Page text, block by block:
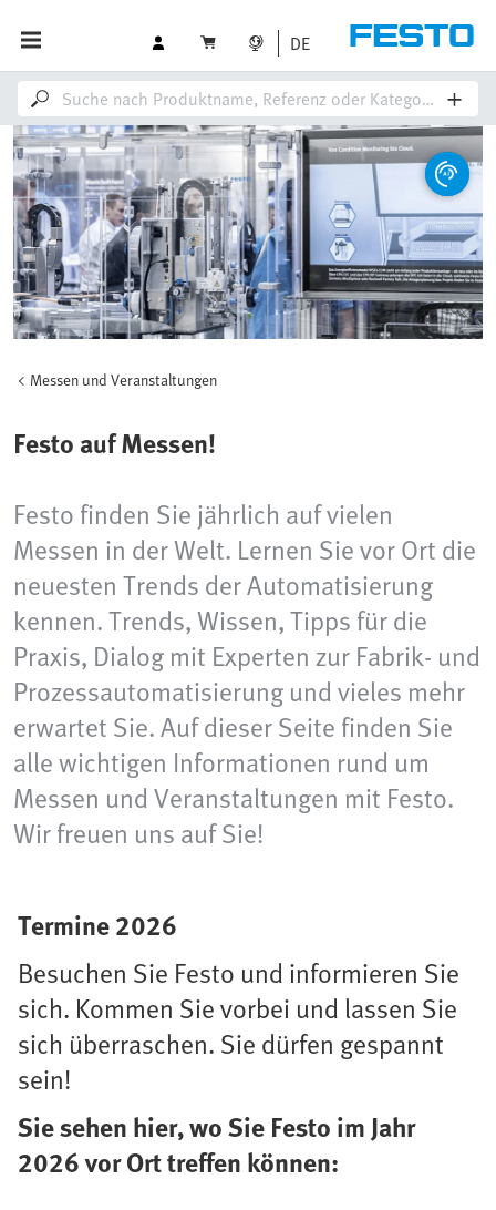
DE
Messen und Veranstaltungen
Festo auf Messen!
Festo finden Sie jährlich auf vielen
Messen in der Welt. Lernen Sie vor Ort die
neuesten Trends der Automatisierung
kennen. Trends, Wissen, Tipps für die
Praxis, Dialog mit Experten zur Fabrik- und
Prozessautomatisierung und vieles mehr
erwartet Sie. Auf dieser Seite finden Sie
alle wichtigen Informationen rund um
Messen und Veranstaltungen mit Festo.
Wir freuen uns auf Sie!
Termine 2026
Besuchen Sie Festo und informieren Sie
sich. Kommen Sie vorbei und lassen Sie
sich überraschen. Sie dürfen gespannt
sein!
Sie sehen hier, wo Sie Festo im Jahr
2026 vor Ort treffen können: